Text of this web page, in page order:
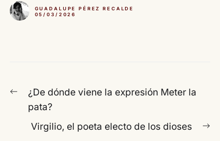
GUADALUPE PÉREZ RECALDE
05/03/2026
Navegación
entradas
Entrada
anterior:
¿De dónde viene la expresión Meter la
pata?
Virgilio, el poeta electo de los dioses